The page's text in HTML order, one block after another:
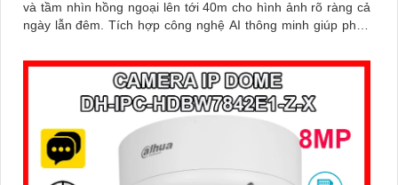
và tầm nhìn hồng ngoại lên tới 40m cho hình ảnh rõ ràng cả
ngày lẫn đêm. Tích hợp công nghệ AI thông minh giúp phân
báo sai, đi kèm khe cắm thẻ nhớ 256GB lưu trữ lâu dài, hỗ
trợ POE tiện lợi và mức giá phải chăng